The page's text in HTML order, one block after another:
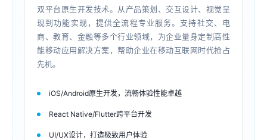
双平台原生开发技术。从产品策划、交互设计、视觉呈
现到功能实现，提供全流程专业服务。支持社交、电
商、教育、金融等多个行业领域，为企业量身定制高性
能移动应用解决方案，帮助企业在移动互联网时代抢占
先机。
iOS/Android原生开发，流畅体验性能卓越
React Native/Flutter跨平台开发
UI/UX设计，打造极致用户体验